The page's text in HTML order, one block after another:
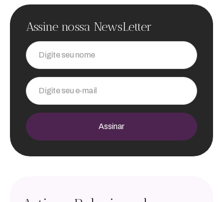
Assine nossa NewsLetter
Digite seu nome
Digite seu e-mail
Assinar